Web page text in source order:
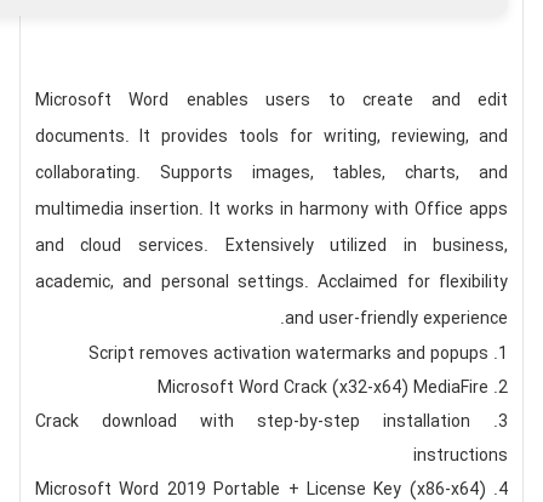
Microsoft Word enables users to create and edit
documents. It provides tools for writing, reviewing, and
collaborating. Supports images, tables, charts, and
multimedia insertion. It works in harmony with Office apps
and cloud services. Extensively utilized in business,
academic, and personal settings. Acclaimed for flexibility
and user-friendly experience.
Script removes activation watermarks and popups
Microsoft Word Crack (x32-x64) MediaFire
Crack download with step-by-step installation
instructions
Microsoft Word 2019 Portable + License Key (x86-x64)